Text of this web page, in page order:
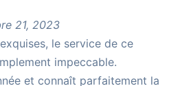
21, 2023
le service de ce
impeccable.
et connaît parfaitement la